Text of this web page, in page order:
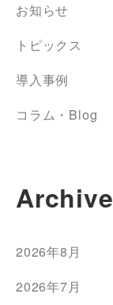
お知らせ
トピックス
導入事例
コラム・Blog
Archive
2026年8月
2026年7月